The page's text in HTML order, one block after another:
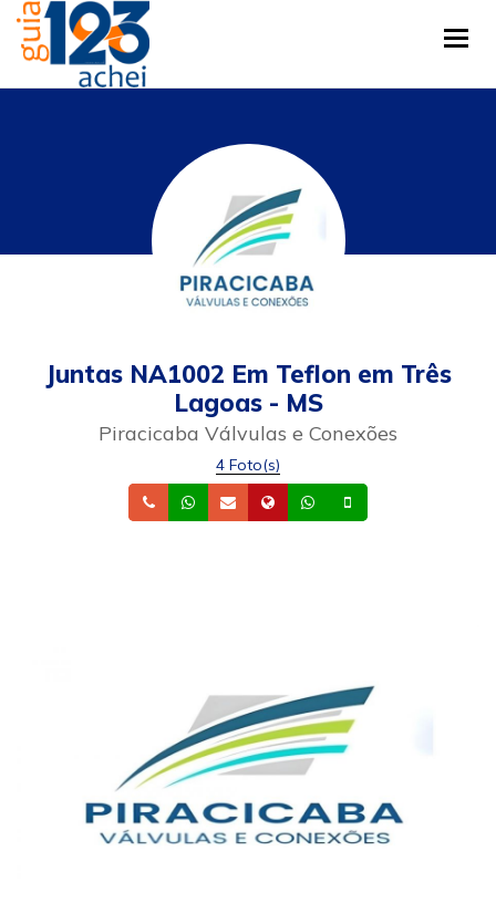
Juntas NA1002 Em Teflon em Três
Lagoas - MS
Piracicaba Válvulas e Conexões
4 Foto(s)
TelefoneWhatsapp
Email Site Whatsapp